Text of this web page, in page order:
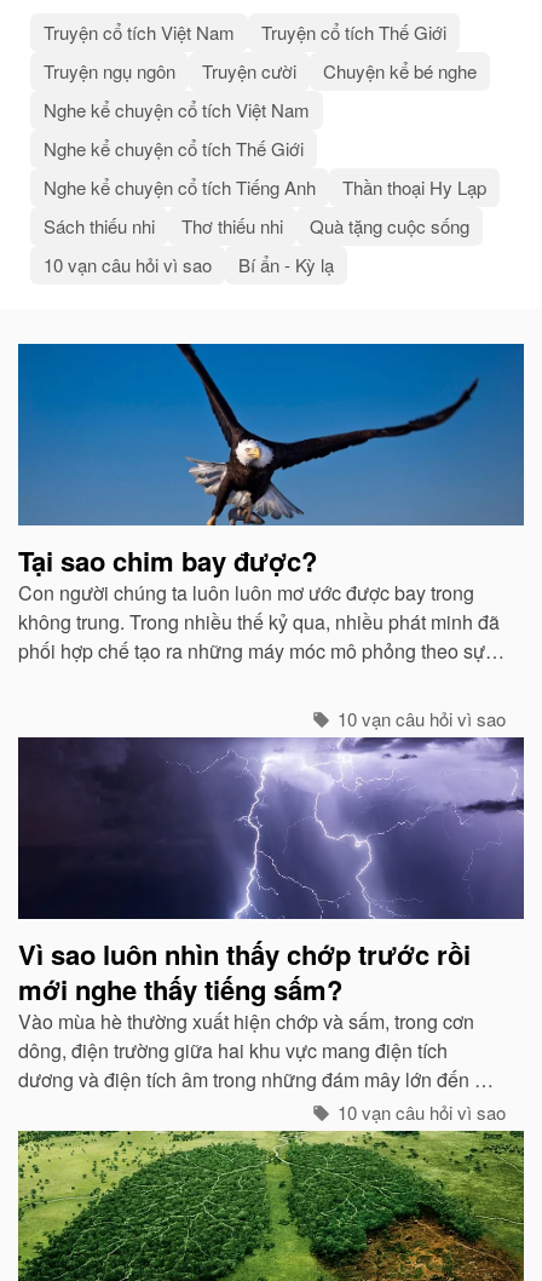
Truyện cổ tích Việt Nam
Truyện cổ tích Thế Giới
Truyện ngụ ngôn
Truyện cười
Chuyện kể bé nghe
Nghe kể chuyện cổ tích Việt Nam
Nghe kể chuyện cổ tích Thế Giới
Nghe kể chuyện cổ tích Tiếng Anh
Thần thoại Hy Lạp
Sách thiếu nhi
Thơ thiếu nhi
Quà tặng cuộc sống
10 vạn câu hỏi vì sao
Bí ẩn - Kỳ lạ
Bài
liên
Tại sao chim bay được?
Con người chúng ta luôn luôn mơ ước được bay trong
không trung. Trong nhiều thế kỷ qua, nhiều phát minh đã
phối hợp chế tạo ra những máy móc mô phỏng theo sự
10 vạn câu hỏi vì sao
Vì sao luôn nhìn thấy chớp trước rồi
mới nghe thấy tiếng sấm?
Vào mùa hè thường xuất hiện chớp và sấm, trong cơn
dông, điện trường giữa hai khu vực mang điện tích
dương và điện tích âm trong những đám mây lớn đến một
mức độ nhất định, hai loại điện tích trong quá trình phát
triển sẽ phát ra tia lửa...
10 vạn câu hỏi vì sao